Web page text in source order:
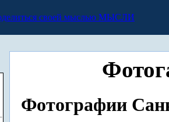
МЫСЛИ
Фотографии